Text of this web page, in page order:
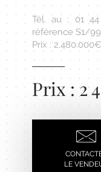
Tél. au : 01
référence S1/
Prix : 2.480.000€
Prix : 2
LE